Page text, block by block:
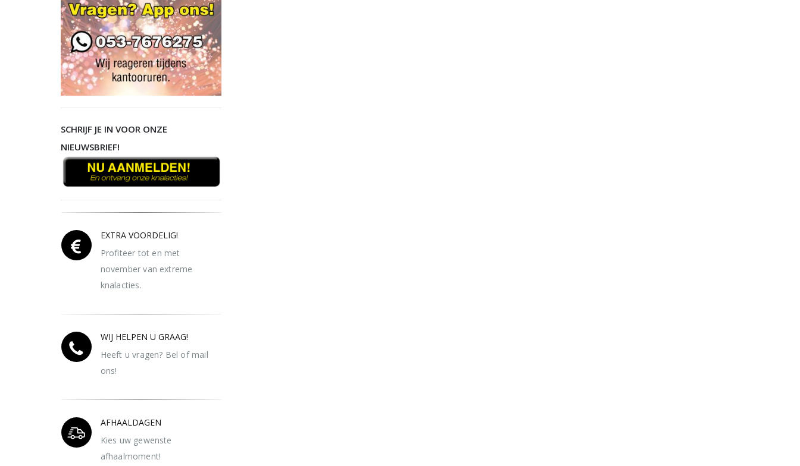
SCHRIJF JE IN VOOR ONZE
NIEUWSBRIEF!
EXTRA VOORDELIG!
Profiteer tot en met
november van extreme
knalacties.
WIJ HELPEN U GRAAG!
Heeft u vragen? Bel of mail
ons!
AFHAALDAGEN
Kies uw gewenste
afhaalmoment!